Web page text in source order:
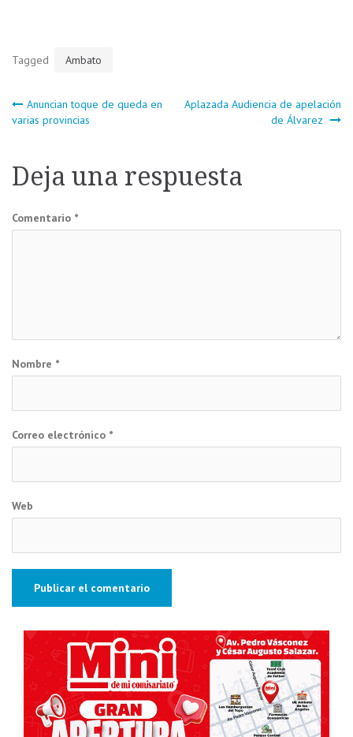
Tagged Ambato
Navegación
entradas
Anuncian toque de queda en
varias provincias
Aplazada Audiencia de apelación
de Álvarez
Deja una respuesta
Comentario *
Nombre *
Correo electrónico *
Web